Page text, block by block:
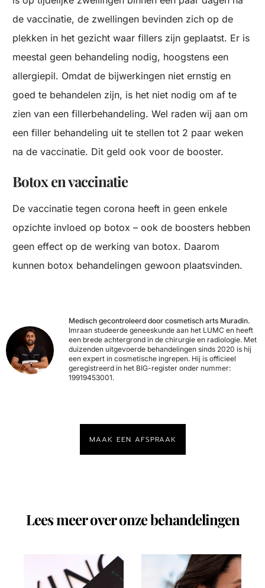
de vaccinatie, de zwellingen bevinden zich op de
plekken in het gezicht waar fillers zijn geplaatst. Er is
meestal geen behandeling nodig, hoogstens een
allergiepil. Omdat de bijwerkingen niet ernstig en
goed te behandelen zijn, is het niet nodig om af te
zien van een fillerbehandeling. Wel raden wij aan om
een filler behandeling uit te stellen tot 2 paar weken
na de vaccinatie. Dit geld ook voor de booster.
Botox en vaccinatie
De vaccinatie tegen corona heeft in geen enkele
opzichte invloed op botox – ook de boosters hebben
geen effect op de werking van botox. Daarom
kunnen botox behandelingen gewoon plaatsvinden.
MAAK EEN AFSPRAAK
Medisch gecontroleerd door cosmetisch arts Muradin.
Imraan studeerde geneeskunde aan het LUMC en heeft
een brede achtergrond in de chirurgie en radiologie. Met
duizenden uitgevoerde behandelingen sinds 2020 is hij
een expert in cosmetische ingrepen. Hij is officieel
geregistreerd in het BIG-register onder nummer:
19919453001.
Lees meer over onze behandelingen